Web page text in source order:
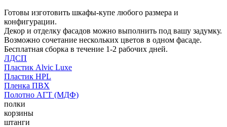
Готовы изготовить шкафы-купе любого размера и
конфигурации.
Декор и отделку фасадов можно выполнить под вашу задумку.
Возможно сочетание нескольких цветов в одном фасаде.
Бесплатная сборка в течение 1-2 рабочих дней.
ЛДСП
Пластик Alvic Luxe
Пластик HPL
Пленка ПВХ
Полотно АГТ (МДФ)
полки
корзины
штанги